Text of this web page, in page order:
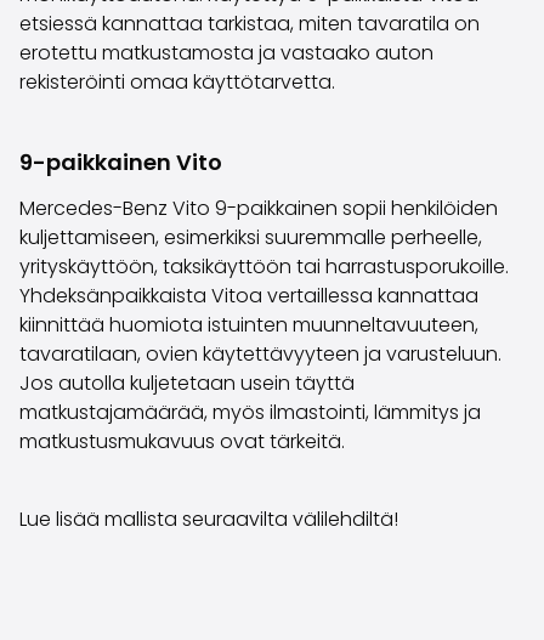
etsiessä kannattaa tarkistaa, miten tavaratila on
erotettu matkustamosta ja vastaako auton
rekisteröinti omaa käyttötarvetta.
9-paikkainen Vito
Mercedes-Benz Vito 9-paikkainen sopii henkilöiden
kuljettamiseen, esimerkiksi suuremmalle perheelle,
yrityskäyttöön, taksikäyttöön tai harrastusporukoille.
Yhdeksänpaikkaista Vitoa vertaillessa kannattaa
kiinnittää huomiota istuinten muunneltavuuteen,
tavaratilaan, ovien käytettävyyteen ja varusteluun.
Jos autolla kuljetetaan usein täyttä
matkustajamäärää, myös ilmastointi, lämmitys ja
matkustusmukavuus ovat tärkeitä.
Lue lisää mallista seuraavilta välilehdiltä!